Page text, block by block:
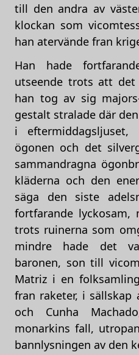
till den andra av
klockan som
han atervände fran
Han hade
utseende trots att
han tog av sig
gestalt stralade där
i
ögonen och det
sammandragna
kläderna och den
säga den siste
fortfarande lyckosam,
trots ruinerna som
mindre hade det
baronen, son till
Matriz i en
fran raketer, i sällskap
och Cunha
monarkins fall,
bannlysningen av den